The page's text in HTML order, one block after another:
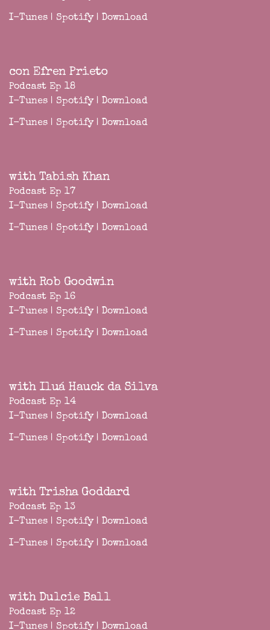
I-Tunes | Spotify| Download
con Efren Prieto
Podcast Ep 18
I-Tunes | Spotify| Download
I-Tunes | Spotify| Download
with Tabish Khan
Podcast Ep 17
I-Tunes | Spotify| Download
I-Tunes | Spotify| Download
with Rob Goodwin
Podcast Ep 16
I-Tunes | Spotify| Download
I-Tunes | Spotify| Download
with Iluá Hauck da Silva
Podcast Ep 14
I-Tunes | Spotify| Download
I-Tunes | Spotify| Download
with Trisha Goddard
Podcast Ep 13
I-Tunes | Spotify| Download
I-Tunes | Spotify| Download
with Dulcie Ball
Podcast Ep 12
I-Tunes | Spotify| Download